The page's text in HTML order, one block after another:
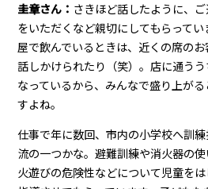
圭章さん： さきほど話したように、
をいただくなど親切にしてもらって
屋で飲んでいるときは、近くの席のお
話しかけられたり（笑）。店に通う
なっているから、みんなで盛り上が
すよね。
仕事で年に数回、市内の小学校へ訓
流の一つかな。避難訓練や消火器の使
火遊びの危険性などについて児童を